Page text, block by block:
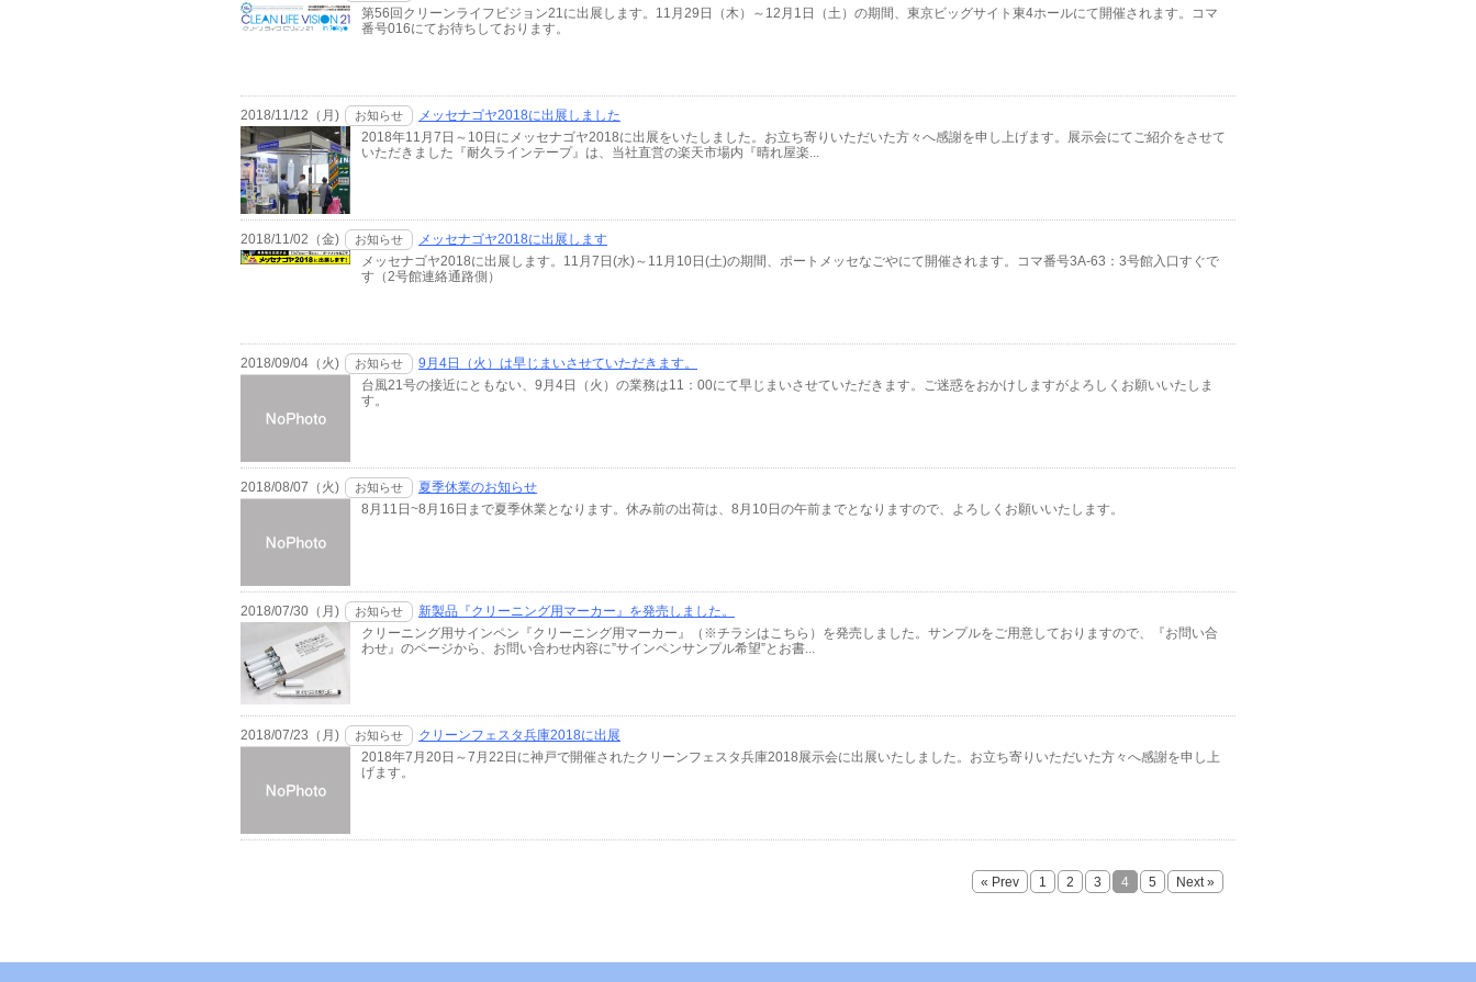
第56回クリーンライフビジョン21に出展します。11月29日（木）～12月1日（土）の期間、東京ビッグサイト東4ホールにて開催されます。コマ
番号016にてお待ちしております。
2018/11/12（月) お知らせ
メッセナゴヤ2018に出展しました
2018年11月7日～10日にメッセナゴヤ2018に出展をいたしました。お立ち寄りいただいた方々へ感謝を申し上げます。展示会にてご紹介をさせて
いただきました『耐久ラインテープ』は、当社直営の楽天市場内『晴れ屋楽...
2018/11/02（金) お知らせ
メッセナゴヤ2018に出展します
メッセナゴヤ2018に出展します。11月7日(水)～11月10日(土)の期間、ポートメッセなごやにて開催されます。コマ番号3A-63：3号館入口すぐで
す（2号館連絡通路側）
2018/09/04（火) お知らせ
9月4日（火）は早じまいさせていただきます。
台風21号の接近にともない、9月4日（火）の業務は11：00にて早じまいさせていただきます。ご迷惑をおかけしますがよろしくお願いいたしま
す。
2018/08/07（火) お知らせ
夏季休業のお知らせ
8月11日~8月16日まで夏季休業となります。休み前の出荷は、8月10日の午前までとなりますので、よろしくお願いいたします。
2018/07/30（月) お知らせ
新製品『クリーニング用マーカー』を発売しました。
クリーニング用サインペン『クリーニング用マーカー』（※チラシはこちら）を発売しました。サンプルをご用意しておりますので、『お問い合
わせ』のページから、お問い合わせ内容に”サインペンサンプル希望”とお書...
2018/07/23（月) お知らせ
クリーンフェスタ兵庫2018に出展
2018年7月20日～7月22日に神戸で開催されたクリーンフェスタ兵庫2018展示会に出展いたしました。お立ち寄りいただいた方々へ感謝を申し上
げます。
« Prev 1 2 3 4 5 Next »